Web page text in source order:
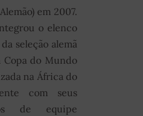
em 2007.
o elenco
seleção alemã
Copa do Mundo
na África do
com seus
de equipe